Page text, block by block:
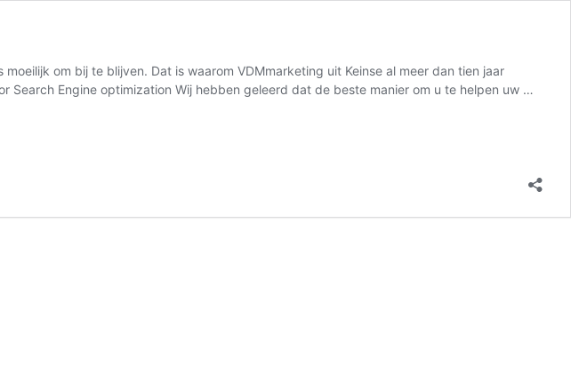
om bij te blijven. Dat is waarom VDMmarketing uit Keinse al meer dan tien jaar
Search Engine optimization Wij hebben geleerd dat de beste manier om u te helpen uw …